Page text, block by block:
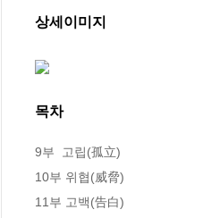
상세이미지
목차
9부  고립(孤立)
10부 위협(威脅)
11부 고백(告白)